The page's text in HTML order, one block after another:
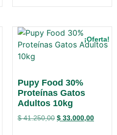
¡Oferta!
Pupy Food 30%
Proteínas Gatos
Adultos 10kg
$41.250,00 $ 33.000,00